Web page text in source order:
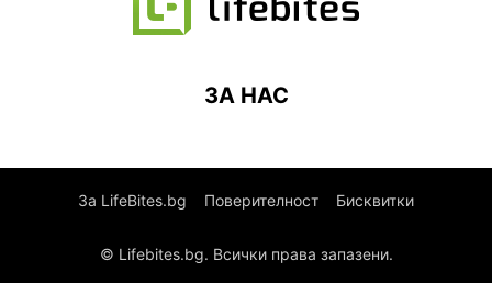
ЗА НАС
За LifeBites.bg Поверителност Бисквитки
© Lifebites.bg. Всички права запазени.